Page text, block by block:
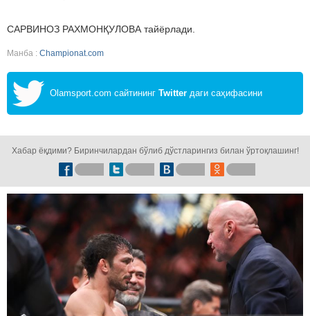
САРВИНОЗ РАХМОНҚУЛОВА тайёрлади.
Манба : Championat.com
Olamsport.com сайтининг Twitter даги саҳифасини
Хабар ёқдими? Биринчилардан бўлиб дўстларингиз билан ўртоқлашинг!